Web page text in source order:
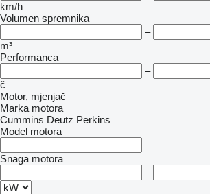
km/h
Volumen spremnika
–
m³
Performanca
–
č
Motor, mjenjač
Marka motora
Cummins Deutz Perkins
Model motora
Snaga motora
–